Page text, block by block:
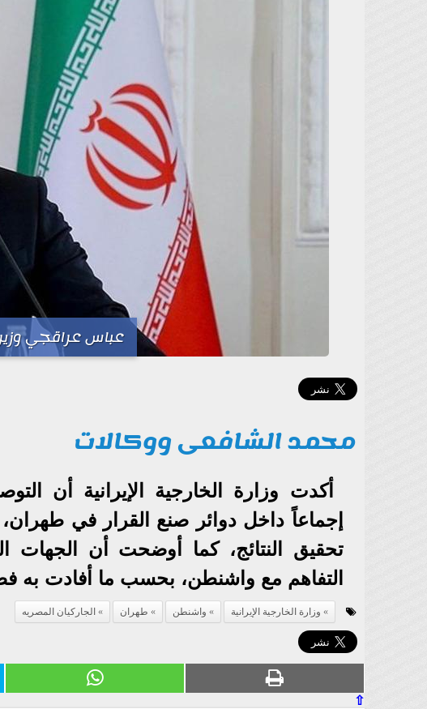
عباس عراقجي وزير
محمد الشافعى ووكالات
أكدت وزارة الخارجية الإيرانية أن
إجماعاً داخل دوائر صنع القرار في
تحقيق النتائج، كما أوضحت أن الجهات
التفاهم مع واشنطن، بحسب ما أفادت به
وزارة الخارجية الإيرانية واشنطن طهران الجاركيان المصريه
⇧